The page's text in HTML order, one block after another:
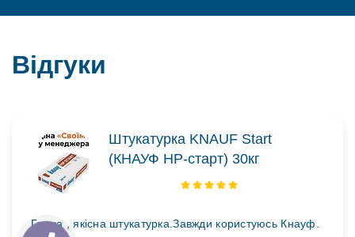
Відгуки
Штукатурка KNAUF Start
(КНАУФ НР-старт) 30кг
Гарна , якісна штукатурка.Завжди користуюсь Кнауф.